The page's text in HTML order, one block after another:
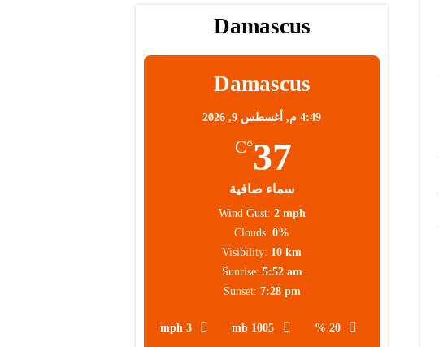
Damascus
Damascus
4:49 م, أغسطس 9, 2026
37
°C
سماء صافية
20 %
1005 mb
3 mph
Wind Gust: 2 mph
Clouds: 0%
Visibility: 10 km
Sunrise: 5:52 am
Sunset: 7:28 pm